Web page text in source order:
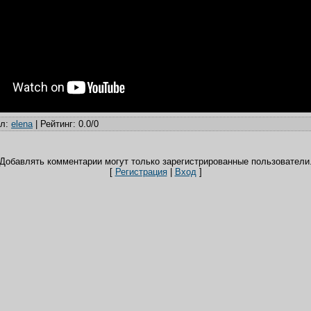
: elena Рейтинг: 0.0/0
комментарии могут только зарегистрированные
[ Регистрация| Вход]